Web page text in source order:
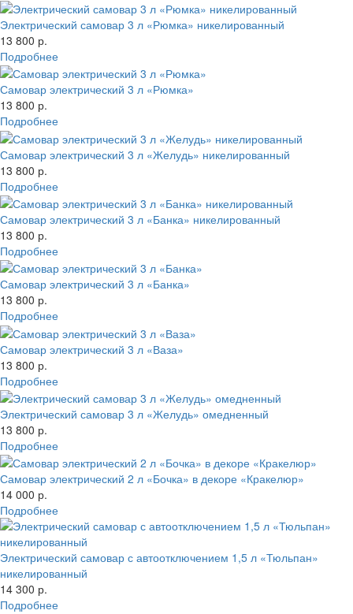
Электрический самовар 3 л «Рюмка» никелированный
13 800 р.
Подробнее
Самовар электрический 3 л «Рюмка»
13 800 р.
Подробнее
Самовар электрический 3 л «Желудь» никелированный
13 800 р.
Подробнее
Самовар электрический 3 л «Банка» никелированный
13 800 р.
Подробнее
Самовар электрический 3 л «Банка»
13 800 р.
Подробнее
Самовар электрический 3 л «Ваза»
13 800 р.
Подробнее
Электрический самовар 3 л «Желудь» омедненный
13 800 р.
Подробнее
Самовар электрический 2 л «Бочка» в декоре «Кракелюр»
14 000 р.
Подробнее
Электрический самовар с автоотключением 1,5 л «Тюльпан»
никелированный
14 300 р.
Подробнее